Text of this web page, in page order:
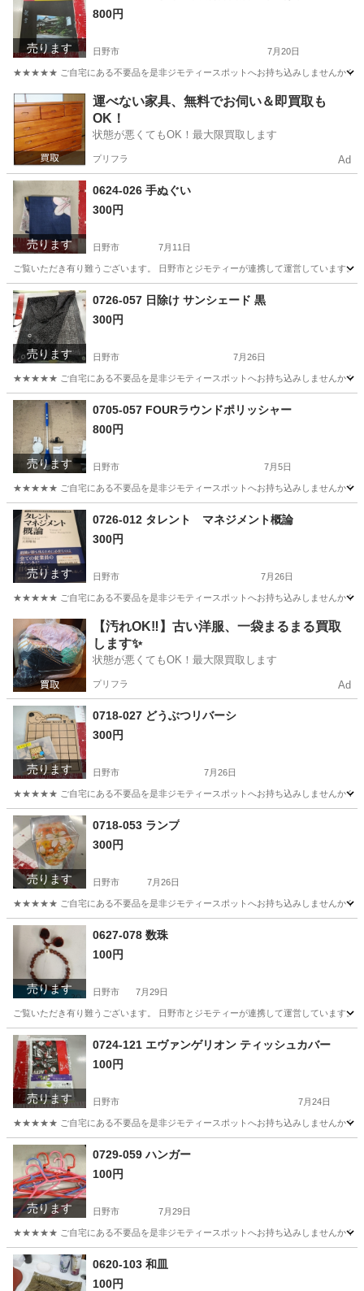
売ります
800円
日野市 7月20日
★★★★★ ご自宅にある不要品を是非ジモティースポットへお持ち込みしませんか？
東京 日野市 写真集 商店
運べない家具、無料でお伺い＆即買取も
OK！
状態が悪くてもOK！最大限買取します
プリフラ Ad
売ります
0624-026 手ぬぐい
300円
日野市 7月11日
ご覧いただき有り難うございます。 日野市とジモティーが連携して運営していま
東京 日野市 現地
売ります
0726-057 日除け サンシェード 黒
300円
日野市 7月26日
★★★★★ ご自宅にある不要品を是非ジモティースポットへお持ち込みしませんか？
東京 日野市 サンシェード
売ります
0705-057 FOURラウンドポリッシャー
800円
日野市 7月5日
★★★★★ ご自宅にある不要品を是非ジモティースポットへお持ち込みしませんか？
東京 日野市
売ります
0726-012 タレント マネジメント概論
300円
日野市 7月26日
★★★★★ ご自宅にある不要品を是非ジモティースポットへお持ち込みしませんか？
東京 日野市 ビジネス、経済 現地
【汚れOK‼️】古い洋服、一袋まるまる買取
します✨
状態が悪くてもOK！最大限買取します
プリフラ Ad
売ります
0718-027 どうぶつリバーシ
300円
日野市 7月26日
★★★★★ ご自宅にある不要品を是非ジモティースポットへお持ち込みしませんか？
東京 日野市 ボードゲーム 現地
売ります
0718-053 ランプ
300円
日野市 7月26日
★★★★★ ご自宅にある不要品を是非ジモティースポットへお持ち込みしませんか？
東京 日野市 現地
売ります
0627-078 数珠
100円
日野市 7月29日
ご覧いただき有り難うございます。 日野市とジモティーが連携して運営していま
東京 日野市
売ります
0724-121 エヴァンゲリオン ティッシュカバー
100円
日野市 7月24日
★★★★★ ご自宅にある不要品を是非ジモティースポットへお持ち込みしませんか？
東京 日野市 エヴァンゲリオン
売ります
0729-059 ハンガー
100円
日野市 7月29日
★★★★★ ご自宅にある不要品を是非ジモティースポットへお持ち込みしませんか？
東京 日野市 現地
0620-103 和皿
100円